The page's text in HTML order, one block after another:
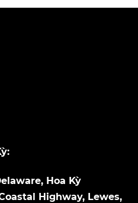
Hoa Kỳ
Highway, Lewes,